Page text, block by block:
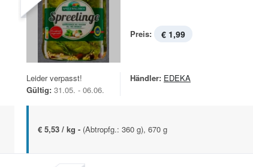
Preis: € 1,99
Leider verpasst!
Gültig: 31.05. - 06.06.
Händler: EDEKA
€ 5,53 / kg - (Abtropfg.: 360 g), 670 g